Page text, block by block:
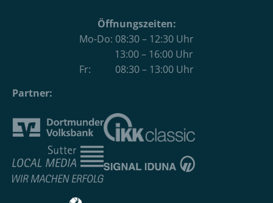
Öffnungszeiten:
Mo-Do: 08:30 – 12:30 Uhr
13:00 – 16:00 Uhr
Fr: 08:30 – 13:00 Uhr
Partner: